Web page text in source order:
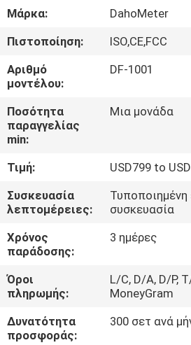
ΠΟΙΟΤΙΚΌΣ
ΈΛΕΓΧΟΣ
ΜΑΣ
ΕΛΆΤΕ
ΣΕ
ΜΕ
ΖΗΤΉΣΤΕ
ΈΝΑ
ΑΠΌΣΠΑΣΜΑ
SITEMAP
Μάρκα:
DahoMeter
Πιστοποίηση:
ISO,CE,FCC
Αριθμό
μοντέλου:
DF-1001
Ποσότητα
παραγγελίας
min:
Μια μονάδα
Τιμή:
USD799 to
Συσκευασία
λεπτομέρειες:
συσκευασία
Χρόνος
παράδοσης:
3 ημέρες
Όροι
πληρωμής:
L/C, D/A, D/P,
MoneyGram
Δυνατότητα
προσφοράς:
300 σετ ανά